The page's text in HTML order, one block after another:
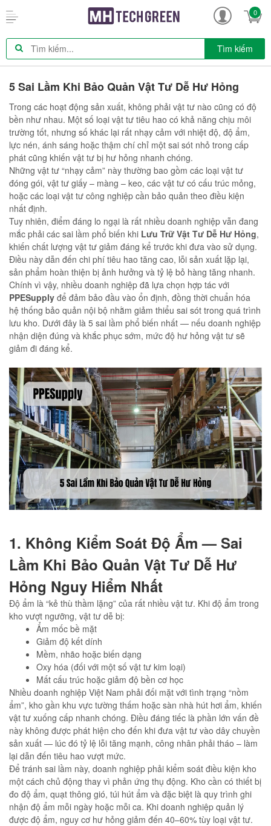
0
Tìm kiếm
5 Sai Lầm Khi Bảo Quản Vật Tư Dễ Hư Hỏng
Trong các hoạt động sản xuất, không phải vật tư nào cũng có độ
bền như nhau. Một số loại vật tư tiêu hao có khả năng chịu môi
trường tốt, nhưng số khác lại rất nhạy cảm với nhiệt độ, độ ẩm,
lực nén, ánh sáng hoặc thậm chí chỉ một sai sót nhỏ trong cấp
phát cũng khiến vật tư bị hư hỏng nhanh chóng.
Những vật tư “nhạy cảm” này thường bao gồm các loại vật tư
đóng gói, vật tư giấy – màng – keo, các vật tư có cấu trúc mỏng,
hoặc các loại vật tư công nghiệp cần bảo quản theo điều kiện
nhất định.
Tuy nhiên, điểm đáng lo ngại là rất nhiều doanh nghiệp vẫn đang
mắc phải các sai lầm phổ biến khi Lưu Trữ Vật Tư Dễ Hư Hỏng,
khiến chất lượng vật tư giảm đáng kể trước khi đưa vào sử dụng.
Điều này dẫn đến chi phí tiêu hao tăng cao, lỗi sản xuất lặp lại,
sản phẩm hoàn thiện bị ảnh hưởng và tỷ lệ bỏ hàng tăng nhanh.
Chính vì vậy, nhiều doanh nghiệp đã lựa chọn hợp tác với
PPESupply để đảm bảo đầu vào ổn định, đồng thời chuẩn hóa
hệ thống bảo quản nội bộ nhằm giảm thiểu sai sót trong quá trình
lưu kho. Dưới đây là 5 sai lầm phổ biến nhất — nếu doanh nghiệp
nhận diện đúng và khắc phục sớm, mức độ hư hỏng vật tư sẽ
giảm đi đáng kể.
1. Không Kiểm Soát Độ Ẩm — Sai
Lầm Khi Bảo Quản Vật Tư Dễ Hư
Hỏng Nguy Hiểm Nhất
Độ ẩm là “kẻ thù thầm lặng” của rất nhiều vật tư. Khi độ ẩm trong
kho vượt ngưỡng, vật tư dễ bị:
Ẩm mốc bề mặt
Giảm độ kết dính
Mềm, nhão hoặc biến dạng
Oxy hóa (đối với một số vật tư kim loại)
Mất cấu trúc hoặc giảm độ bền cơ học
Nhiều doanh nghiệp Việt Nam phải đối mặt với tình trạng “nồm
ẩm”, kho gần khu vực tường thấm hoặc sàn nhà hút hơi ẩm, khiến
vật tư xuống cấp nhanh chóng. Điều đáng tiếc là phần lớn vấn đề
này không được phát hiện cho đến khi đưa vật tư vào dây chuyền
sản xuất — lúc đó tỷ lệ lỗi tăng mạnh, công nhân phải tháo – làm
lại dẫn đến tiêu hao vượt mức.
Để tránh sai lầm này, doanh nghiệp phải kiểm soát điều kiện kho
một cách chủ động thay vì phản ứng thụ động. Kho cần có thiết bị
đo độ ẩm, quạt thông gió, túi hút ẩm và đặc biệt là quy trình ghi
nhận độ ẩm mỗi ngày hoặc mỗi ca. Khi doanh nghiệp quản lý
được độ ẩm, nguy cơ hư hỏng giảm đến 40–60% tùy loại vật tư.